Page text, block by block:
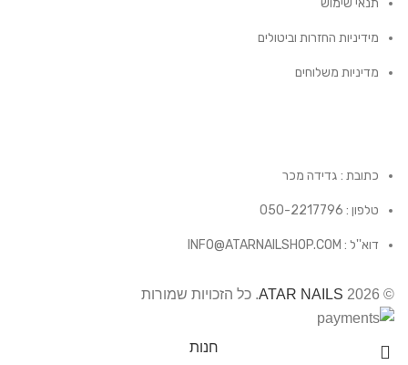
מידיניות החזרות וביטולים
מדיניות משלוחים
כתובת : גדידה מכר
טלפון : 050-2217796
דוא''ל : INFO@ATARNAILSHOP.COM
© 2026
ATAR NAILS. כל הזכויות שמורות
חנות